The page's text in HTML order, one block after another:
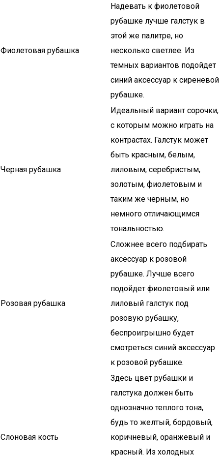
Фиолетовая рубашка
Надевать к фиолетовой
рубашке лучше галстук в
этой же палитре, но
несколько светлее. Из
темных вариантов подойдет
синий аксессуар к сиреневой
рубашке.
Черная рубашка
Идеальный вариант сорочки,
с которым можно играть на
контрастах. Галстук может
быть красным, белым,
лиловым, серебристым,
золотым, фиолетовым и
таким же черным, но
немного отличающимся
тональностью.
Розовая рубашка
Сложнее всего подбирать
аксессуар к розовой
рубашке. Лучше всего
подойдет фиолетовый или
лиловый галстук под
розовую рубашку,
беспроигрышно будет
смотреться синий аксессуар
к розовой рубашке.
Слоновая кость
Здесь цвет рубашки и
галстука должен быть
однозначно теплого тона,
будь то желтый, бордовый,
коричневый, оранжевый и
красный. Из холодных